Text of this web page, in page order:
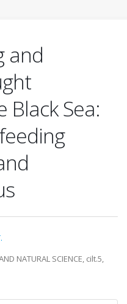
and
Black Sea:
NATURAL SCIENCE, cilt.5,